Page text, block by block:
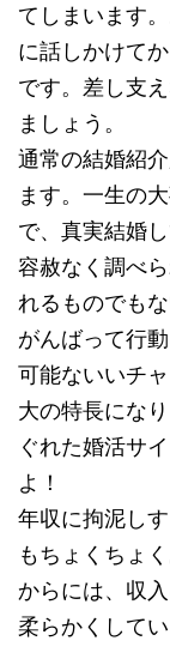
てしまいます
に話しかけて
です。差し支
ましょう。
通常の結婚紹
ます。一生の
で、真実結婚
容赦なく調べ
れるものでもな
がんばって行
可能ないいチ
大の特長にな
ぐれた婚活サ
よ！
年収に拘泥し
もちょくちょ
からには、収
柔らかくして